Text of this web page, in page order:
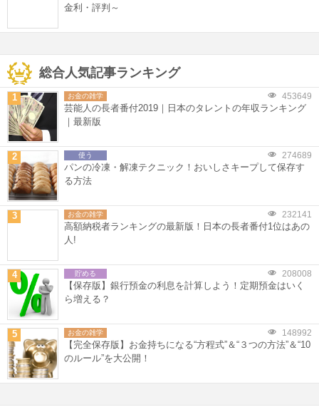
金利・評判～
総合人気記事ランキング
1 お金の雑学 453649
芸能人の長者番付2019｜日本のタレントの年収ランキング
｜最新版
2 使う 274689
パンの冷凍・解凍テクニック！おいしさキープして保存す
る方法
3 お金の雑学 232141
高額納税者ランキングの最新版！日本の長者番付1位はあの
人!
4 貯める 208008
【保存版】銀行預金の利息を計算しよう！定期預金はいく
ら増える？
5 お金の雑学 148992
【完全保存版】お金持ちになる“方程式”＆“３つの方法”＆“10
のルール”を大公開！